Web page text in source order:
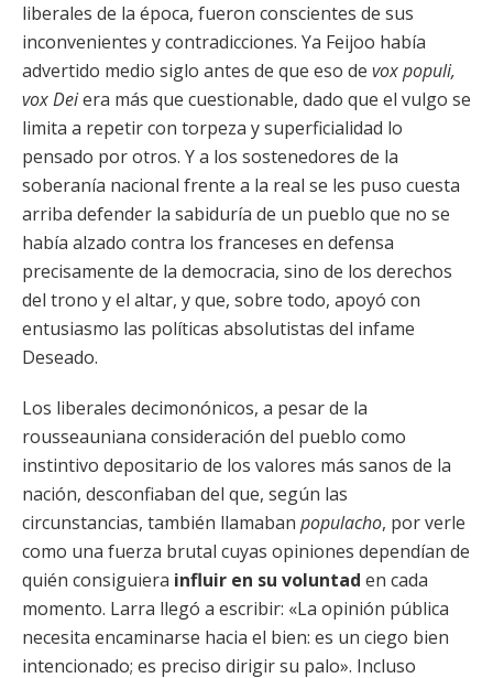
liberales de la época, fueron conscientes de sus
inconvenientes y contradicciones. Ya Feijoo había
advertido medio siglo antes de que eso de vox populi,
vox Deiera más que cuestionable, dado que el vulgo se
limita a repetir con torpeza y superficialidad lo
pensado por otros. Y a los sostenedores de la
soberanía nacional frente a la real se les puso cuesta
arriba defender la sabiduría de un pueblo que no se
había alzado contra los franceses en defensa
precisamente de la democracia, sino de los derechos
del trono y el altar, y que, sobre todo, apoyó con
entusiasmo las políticas absolutistas del infame
Deseado.
Los liberales decimonónicos, a pesar de la
rousseauniana consideración del pueblo como
instintivo depositario de los valores más sanos de la
nación, desconfiaban del que, según las
circunstancias, también llamaban populacho, por verle
como una fuerza brutal cuyas opiniones dependían de
quién consiguiera influir en su voluntad en cada
momento. Larra llegó a escribir: «La opinión pública
necesita encaminarse hacia el bien: es un ciego bien
intencionado; es preciso dirigir su palo». Incluso